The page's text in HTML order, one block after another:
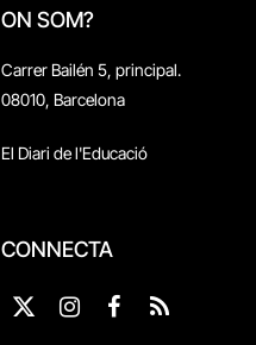
ON SOM?
Carrer Bailén 5, principal.
08010, Barcelona
El Diari de l'Educació
CONNECTA
X
Instagram
Facebook
RSS